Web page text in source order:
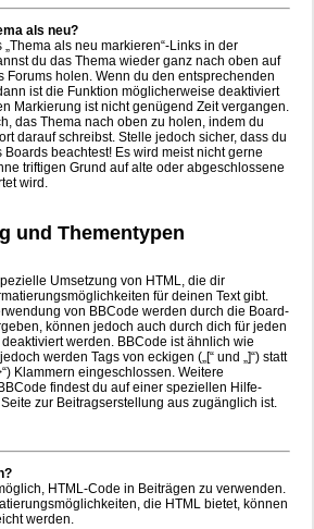
als neu?
„Thema als neu markieren“-Links in der
du das Thema wieder ganz nach oben auf
Forums holen. Wenn du den entsprechenden
ist die Funktion möglicherweise deaktiviert
Markierung ist nicht genügend Zeit vergangen.
das Thema nach oben zu holen, indem du
darauf schreibst. Stelle jedoch sicher, dass du
beachtest! Es wird meist nicht gerne
triftigen Grund auf alte oder abgeschlossene
wird.
und Thementypen
Umsetzung von HTML, die dir
für deinen Text gibt.
von BBCode werden durch die Board-
können jedoch auch durch dich für jeden
werden. BBCode ist ähnlich wie
werden Tags von eckigen („[“ und „]“) statt
Klammern eingeschlossen. Weitere
findest du auf einer speziellen Hilfe-
zur Beitragserstellung aus zugänglich ist.
HTML-Code in Beiträgen zu verwenden.
die HTML bietet, können
werden.